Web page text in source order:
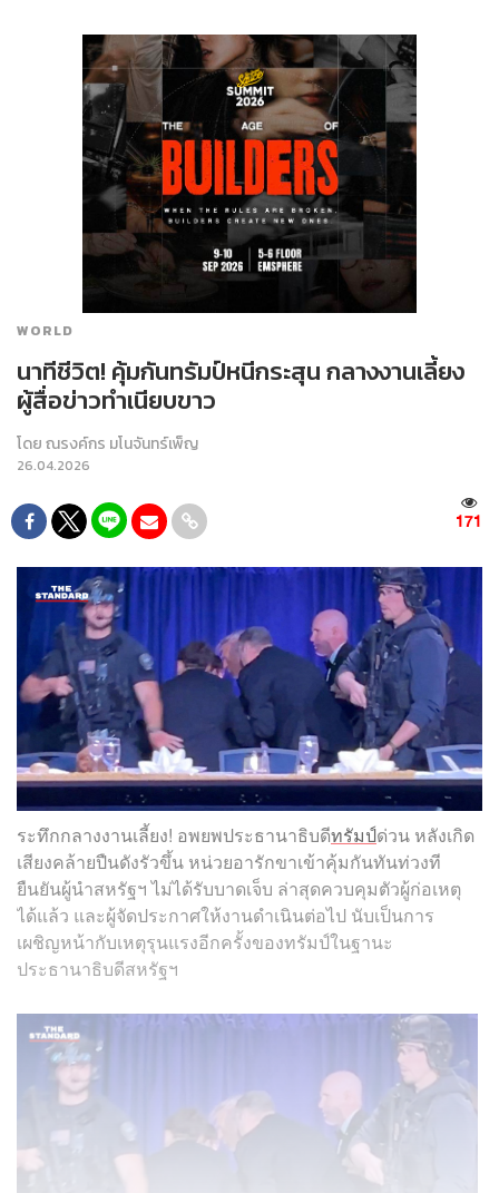
WORLD
นาทีชีวิต! คุ้มกันทรัมป์หนีกระสุน กลางงานเลี้ยง
ผู้สื่อข่าวทำเนียบขาว
โดยณรงค์กร มโนจันทร์เพ็ญ
26.04.2026
171
ระทึกกลางงานเลี้ยง! อพยพประธานาธิบดีทรัมป์ด่วน หลังเกิด
เสียงคล้ายปืนดังรัวขึ้น หน่วยอารักขาเข้าคุ้มกันทันท่วงที
ยืนยันผู้นำสหรัฐฯ ไม่ได้รับบาดเจ็บ ล่าสุดควบคุมตัวผู้ก่อเหตุ
ได้แล้ว และผู้จัดประกาศให้งานดำเนินต่อไป นับเป็นการ
เผชิญหน้ากับเหตุรุนแรงอีกครั้งของทรัมป์ในฐานะ
ประธานาธิบดีสหรัฐฯ